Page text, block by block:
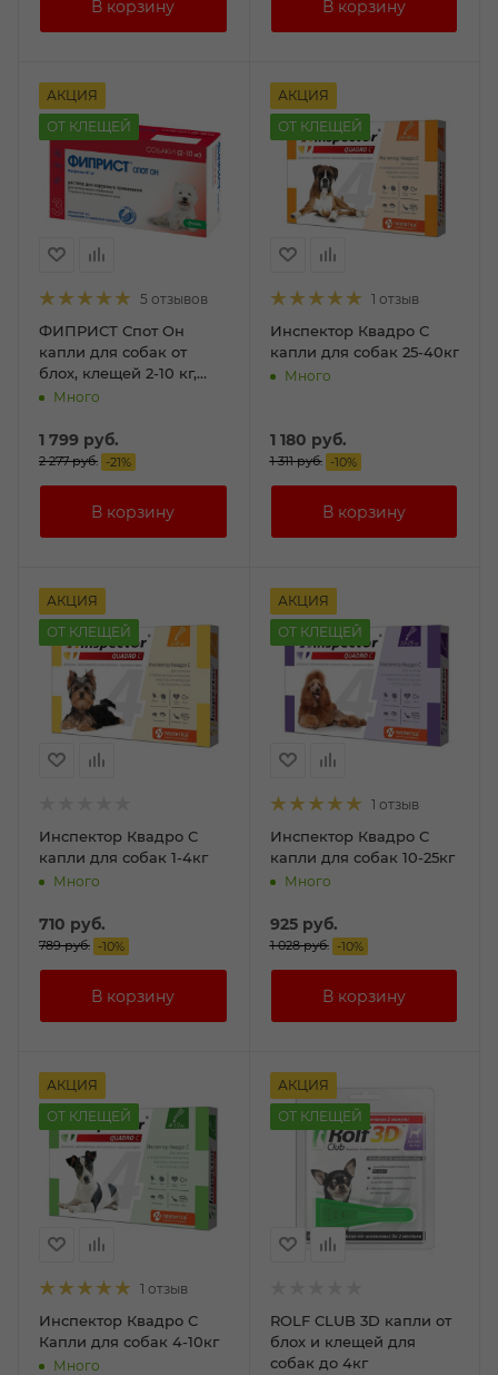
АКЦИЯ
ОТ КЛЕЩЕЙ
5 отзывов
ФИПРИСТ Спот Он
капли для собак от
блох, клещей 2-10 кг,
0,67мл №3
Много
1 799 руб.
2 277руб. -21%
АКЦИЯ
ОТ КЛЕЩЕЙ
1 отзыв
Инспектор Квадро С
капли для собак 25-40кг
Много
1 180 руб.
1 311руб. -10%
АКЦИЯ
ОТ КЛЕЩЕЙ
Инспектор Квадро С
капли для собак 1-4кг
Много
710 руб.
789руб. -10%
АКЦИЯ
ОТ КЛЕЩЕЙ
1 отзыв
Инспектор Квадро С
капли для собак 10-25кг
Много
925руб.
1 028руб. -10%
АКЦИЯ
ОТ КЛЕЩЕЙ
1 отзыв
Инспектор Квадро С
Капли для собак 4-10кг
Много
АКЦИЯ
ОТ КЛЕЩЕЙ
ROLF CLUB 3D капли от
блох и клещей для
собак до 4кг